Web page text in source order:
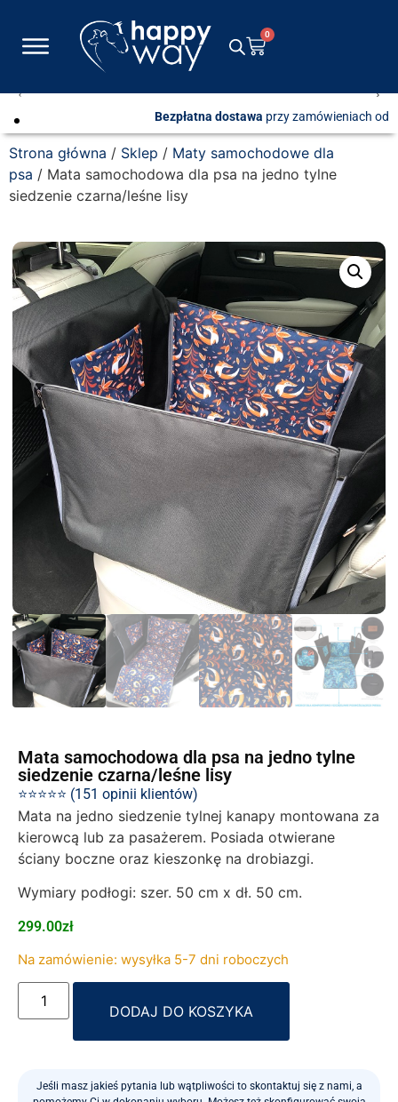
0
Bezpłatna dostawaprzy zamówieniach od 600 zł
Strona główna / Sklep / Maty samochodowe dla
psa / Mata samochodowa dla psa na jedno tylne
siedzenie czarna/leśne lisy
Mata samochodowa dla psa na jedno tylne
siedzenie czarna/leśne lisy
⭐⭐⭐⭐⭐ (151 opinii klientów)
Mata na jedno siedzenie tylnej kanapy montowana za
kierowcą lub za pasażerem. Posiada otwierane
ściany boczne oraz kieszonkę na drobiazgi.
Wymiary podłogi: szer. 50 cm x dł. 50 cm.
299.00zł
Na zamówienie: wysyłka 5-7 dni roboczych
DODAJ DO KOSZYKA
Jeśli masz jakieś pytania lub wątpliwości to skontaktuj się z nami, a